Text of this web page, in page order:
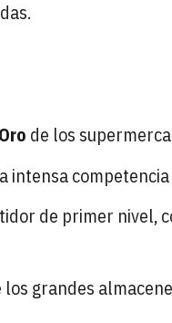
de los
intensa
de primer nivel,
grandes